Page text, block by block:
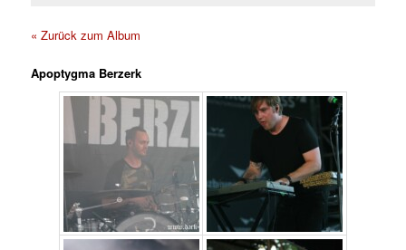
« Zurück zum Album
Apoptygma Berzerk